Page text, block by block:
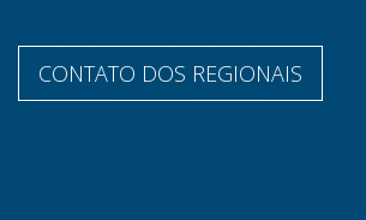
CONTATO DOS REGIONAIS